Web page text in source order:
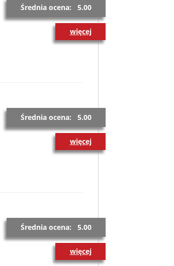
Średnia ocena: 5.00
więcej
Średnia ocena: 5.00
więcej
Średnia ocena: 5.00
więcej